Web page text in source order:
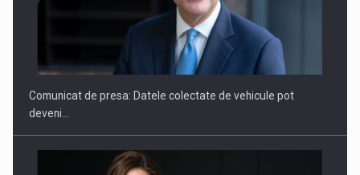
SAPTE PERSONALITATI DIN MEDIUL DE AFACERI, ACADEMIC
Comunicat de presa: Datele colectate de vehicule pot
deveni…